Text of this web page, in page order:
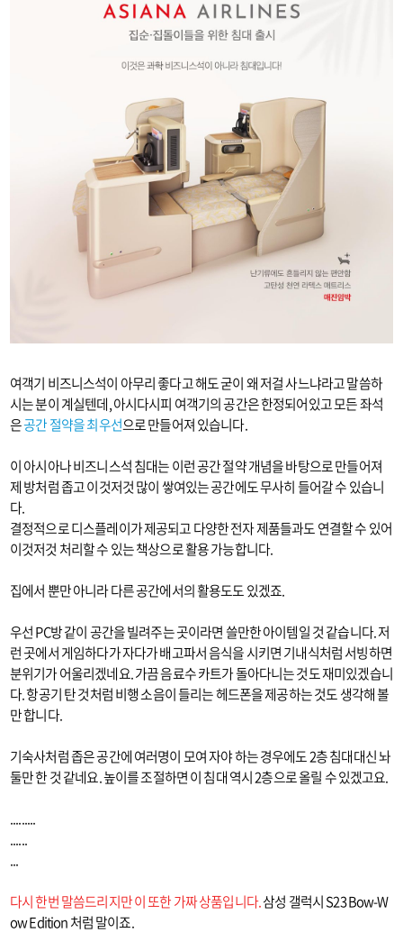
여객기 비즈니스석이 아무리 좋다고 해도 굳이 왜 저걸 사느냐라고 말씀하
시는 분이 계실텐데, 아시다시피 여객기의 공간은 한정되어있고 모든 좌석
은공간 절약을 최우선으로 만들어져 있습니다.
이 아시아나 비즈니스석 침대는 이런 공간 절약 개념을 바탕으로 만들어져
제 방처럼 좁고 이것저것 많이 쌓여있는 공간에도 무사히 들어갈 수 있습니
다.
결정적으로 디스플레이가 제공되고 다양한 전자 제품들과도 연결할 수 있어
이것저것 처리할 수 있는 책상으로 활용 가능합니다.
집에서 뿐만 아니라 다른 공간에서의 활용도도 있겠죠.
우선 PC방 같이 공간을 빌려주는 곳이라면 쓸만한 아이템일 것 같습니다. 저
런 곳에서 게임하다가 자다가 배고파서 음식을 시키면 기내식처럼 서빙하면
분위기가 어울리겠네요. 가끔 음료수 카트가 돌아다니는 것도 재미있겠습니
다. 항공기 탄 것처럼 비행 소음이 들리는 헤드폰을 제공하는 것도 생각해 볼
만 합니다.
기숙사처럼 좁은 공간에 여러명이 모여 자야 하는 경우에도 2층 침대대신 놔
둘만 한 것 같네요. 높이를 조절하면 이 침대 역시 2층으로 올릴 수 있겠고요.
.........
......
...
다시 한번 말씀드리지만 이 또한 가짜 상품입니다.삼성 갤럭시 S23 Bow-W
ow Edition 처럼 말이죠.